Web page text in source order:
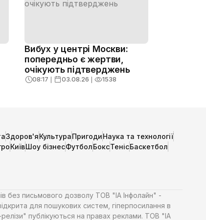
Вибух у центрі Москви:
попередньо є жертви,
очікують підтверджень
08:17 ❘ 03.08.26 ❘ 1538
Здоров'яКультураПригодиНаука та технології
КиївШоу бізнесФутболБоксТенісБаскетбол
без письмового дозволу ТОВ "ІА Інфолайн" -
для пошукових систем, гіперпосилання в
публікуються на правах реклами. ТОВ "ІА